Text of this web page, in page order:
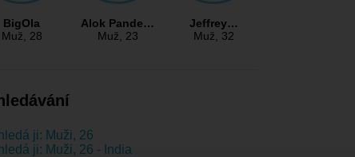
BigOla
Muž, 28
Alok Pande…
Muž, 23
Jeffrey…
Muž, 32
ji: Muži, 26
ji: Muži, 26 - India